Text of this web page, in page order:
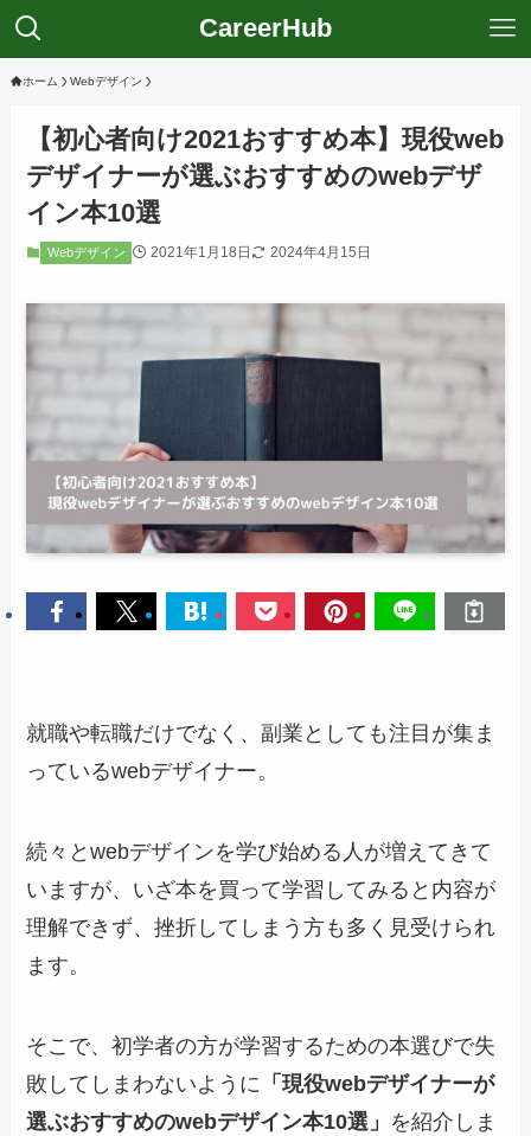
CareerHub
ホーム Webデザイン
【初心者向け2021おすすめ本】現役web
デザイナーが選ぶおすすめのwebデザ
イン本10選
Webデザイン 2021年1月18日 2024年4月15日
就職や転職だけでなく、副業としても注目が集ま
っているwebデザイナー。
続々とwebデザインを学び始める人が増えてきて
いますが、いざ本を買って学習してみると内容が
理解できず、挫折してしまう方も多く見受けられ
ます。
そこで、初学者の方が学習するための本選びで失
敗してしまわないように 「現役webデザイナーが
選ぶおすすめのwebデザイン本10選」 を紹介しま